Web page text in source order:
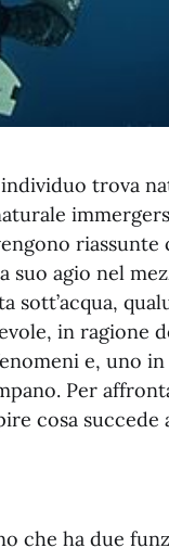
trova
suo agio nel
sott’acqua,
in ragione
e, uno
Per
cosa
che ha due